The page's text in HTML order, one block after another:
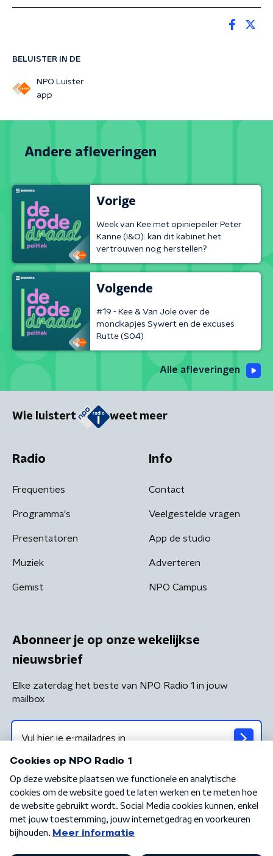
BELUISTER IN DE
NPO Luister
app
Andere afleveringen
Vorige
Week van Kee met opiniepeiler Peter
Kanne (I&O): kan dit kabinet het
vertrouwen nog herstellen?
Volgende
#19 - Kee & Van Jole over de
mondkapjes Sywert en de excuses
Rutte (S04)
Alle afleveringen
Wie luistert weet meer
Radio
Frequenties
Programma's
Presentatoren
Muziek
Gemist
Info
Contact
Veelgestelde vragen
App de studio
Adverteren
NPO Campus
Abonneer je op onze wekelijkse
nieuwsbrief
Elke zaterdag het beste van NPO Radio 1 in jouw
mailbox
Algemene voorwaarden